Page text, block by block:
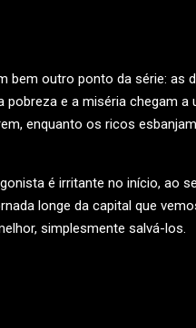
outro ponto da série: as
e a miséria chegam
enquanto os ricos
é irritante no início, ao
longe da capital que
simplesmente salvá-los.